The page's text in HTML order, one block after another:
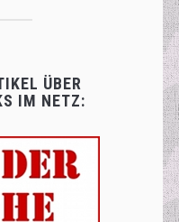
ÜBER
IM NETZ: